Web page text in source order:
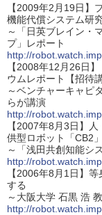
【2009年2月19日】
機能代償システム研
～「日英ブレイン・
プ」レポート
http://
【2008年12月26日
ウムレポート【招待
～ベンチャーキャピ
らが講演
http://
【2007年8月3日】
供型ロボット「CB2」
～「浅田共創知能シ
http://
【2006年8月1日】
する
～大阪大学 石黒 浩
http://